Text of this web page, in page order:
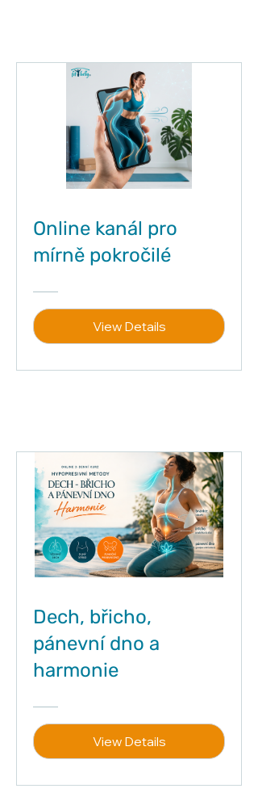
Online kanál pro
mírně pokročilé
View Details
Dech, břicho,
pánevní dno a
harmonie
View Details